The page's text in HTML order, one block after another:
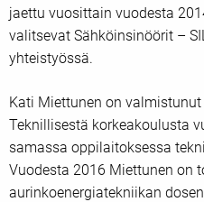
jaettu vuosittain vuodesta
valitsevat Sähköinsinöörit –
yhteistyössä.
Kati Miettunen on
Teknillisestä korkeakoulusta
samassa oppilaitoksessa
Vuodesta 2016 Miettunen on
aurinkoenergiatekniikan